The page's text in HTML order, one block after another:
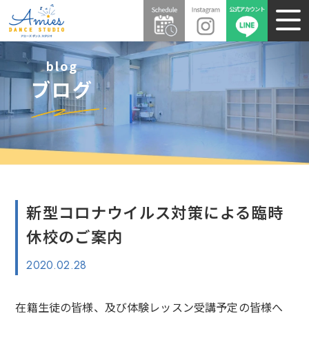
blog
ブログ
新型コロナウイルス対策による臨時
休校のご案内
2020.02.28
在籍生徒の皆様、及び体験レッスン受講予定の皆様へ